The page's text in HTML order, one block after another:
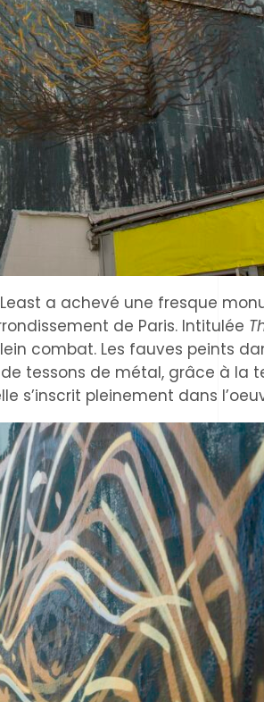
a achevé une fresque
de Paris. Intitulée
combat. Les fauves peints
tessons de métal, grâce à la
s’inscrit pleinement dans